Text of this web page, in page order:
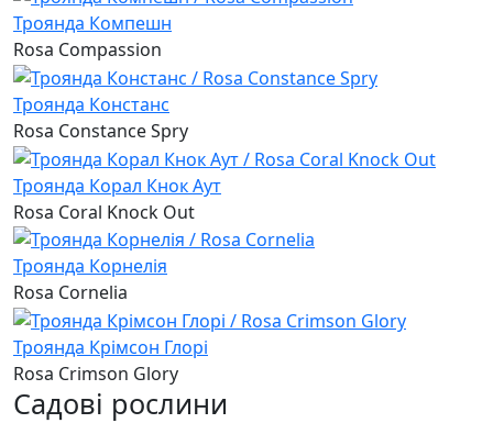
Троянда Компешн
Rosa Compassion
Троянда Констанс
Rosa Constance Spry
Троянда Корал Кнок Аут
Rosa Coral Knock Out
Троянда Корнелія
Rosa Cornelia
Троянда Крімсон Глорі
Rosa Crimson Glory
Садові рослини